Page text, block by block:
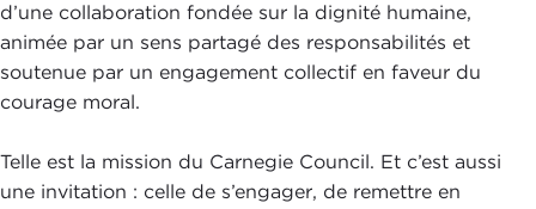
d’une collaboration fondée sur la dignité humaine,
animée par un sens partagé des responsabilités et
soutenue par un engagement collectif en faveur du
courage moral.
Telle est la mission du Carnegie Council. Et c’est aussi
une invitation : celle de s’engager, de remettre en